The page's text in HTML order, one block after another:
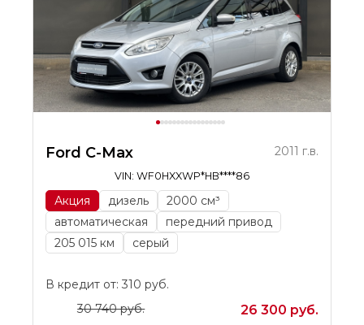
Ford C-Max 2011 г.в.
VIN: WF0HXXWP*HB****86
Акция дизель
2000 см³
автоматическая
передний привод
205 015 км
серый
В кредит от: 310 руб.
30 740 руб.
26 300 руб.